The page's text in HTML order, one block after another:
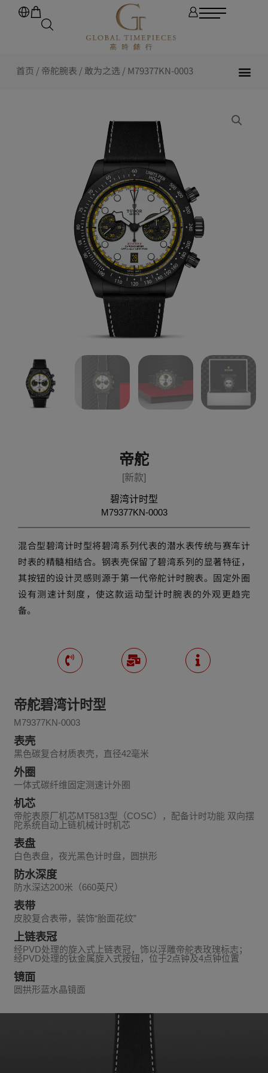
首页 /帝舵腕表 /敢为之选 / M79377KN-0003
帝舵
[新款]
碧湾计时型
M79377KN-0003
混合型碧湾计时型将碧湾系列代表的潜水表传统与赛车计
时表的精髓相结合。钢表壳保留了碧湾系列的显著特征，
其按钮的设计灵感则源于第一代帝舵计时腕表。固定外圈
设有测速计刻度，使这款运动型计时腕表的外观更趋完
备。
帝舵碧湾计时型
M79377KN-0003
表壳
黑色碳复合材质表壳，直径42毫米
外圈
一体式碳纤维固定测速计外圈
机芯
帝舵表原厂机芯MT5813型（COSC），配备计时功能 双向摆
陀系统自动上链机械计时机芯
表盘
白色表盘，夜光黑色计时盘，圆拱形
防水深度
防水深达200米（660英尺）
表带
皮胶复合表带，装饰“胎面花纹”
上链表冠
经PVD处理的旋入式上链表冠，饰以浮雕帝舵表玫瑰标志；
经PVD处理的钛金属旋入式按钮，位于2点钟及4点钟位置
镜面
圆拱形蓝水晶镜面